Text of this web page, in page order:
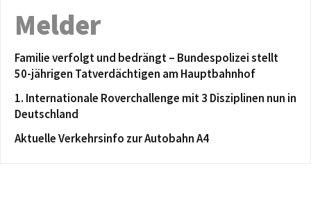
Melder
Familie verfolgt und bedrängt – Bundespolizei stellt
50-jährigen Tatverdächtigen am Hauptbahnhof
1. Internationale Roverchallenge mit 3 Disziplinen nun in
Deutschland
Aktuelle Verkehrsinfo zur Autobahn A4